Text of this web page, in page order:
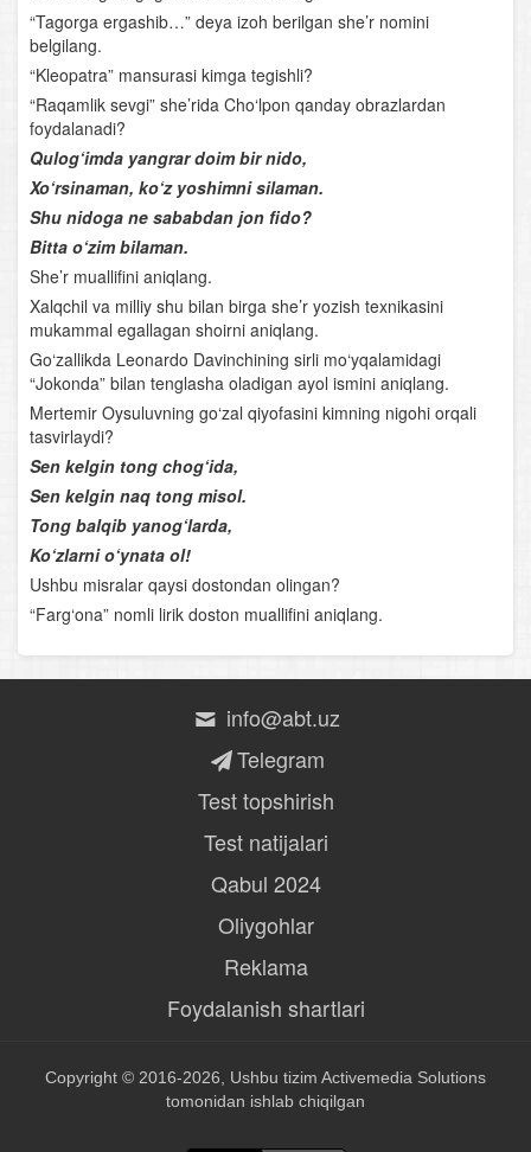
Bobur hayoti va ijodi
Boburning “Boburnoma” asari
Turdi Farog‘iy
Boborahim Mashrab
Shermuhammad Munis
Muqimiy
Muhammad Rizo Ogahiy
Ubaydulla Zavqiy
Muhammad Hodiy
Amiriy
Gulxaniy
Nodira
Jahon Otin Uvaysiy
Zokirjon Xolmuhammad o‘g‘li Furqat
Hamza Hakimzoda Niyoziy
“Tagorga ergashib…” deya izoh berilgan she’r nomini
belgilang.
“Kleopatra” mansurasi kimga tegishli?
“Raqamlik sevgi” she’rida Cho‘lpon qanday obrazlardan
foydalanadi?
Qulog‘imda yangrar doim bir nido,
Xo‘rsinaman, ko‘z yoshimni silaman.
Shu nidoga ne sababdan jon fido?
Bitta o‘zim bilaman.
She’r muallifini aniqlang.
Xalqchil va milliy shu bilan birga she’r yozish texnikasini
mukammal egallagan shoirni aniqlang.
Go‘zallikda Leonardo Davinchining sirli mo‘yqalamidagi
“Jokonda” bilan tenglasha oladigan ayol ismini aniqlang.
Mertemir Oysuluvning go‘zal qiyofasini kimning nigohi orqali
tasvirlaydi?
Sen kelgin tong chog‘ida,
Sen kelgin naq tong misol.
Tong balqib yanog‘larda,
Ko‘zlarni o‘ynata ol!
Ushbu misralar qaysi dostondan olingan?
“Farg‘ona” nomli lirik doston muallifini aniqlang.
info@abt.uz
Telegram
Test topshirish
Test natijalari
Qabul 2024
Oliygohlar
Reklama
Foydalanish shartlari
Copyright © 2016-2026, Ushbu tizim Activemedia Solutions
tomonidan ishlab chiqilgan